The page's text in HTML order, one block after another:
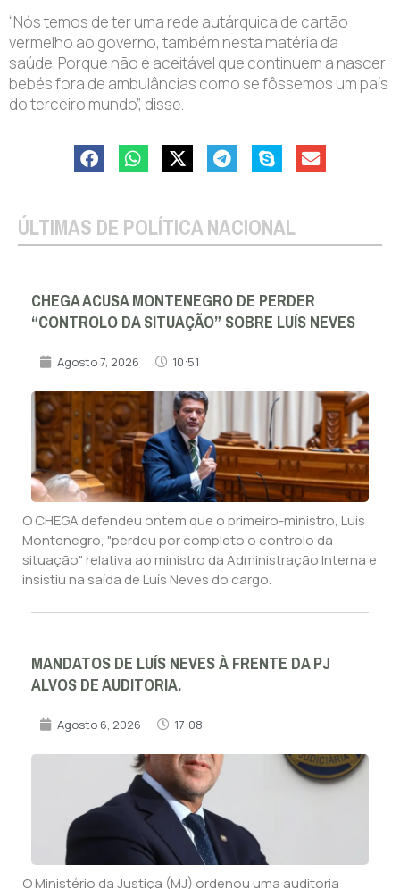
“Nós temos de ter uma rede autárquica de cartão
vermelho ao governo, também nesta matéria da
saúde. Porque não é aceitável que continuem a nascer
bebés fora de ambulâncias como se fôssemos um país
do terceiro mundo”, disse.
ÚLTIMAS DE POLÍTICA NACIONAL
CHEGA ACUSA MONTENEGRO DE PERDER
“CONTROLO DA SITUAÇÃO” SOBRE LUÍS NEVES
Agosto 7, 2026 10:51
O CHEGA defendeu ontem que o primeiro-ministro, Luís
Montenegro, "perdeu por completo o controlo da
situação" relativa ao ministro da Administração Interna e
insistiu na saída de Luís Neves do cargo.
MANDATOS DE LUÍS NEVES À FRENTE DA PJ
ALVOS DE AUDITORIA.
Agosto 6, 2026 17:08
O Ministério da Justiça (MJ) ordenou uma auditoria